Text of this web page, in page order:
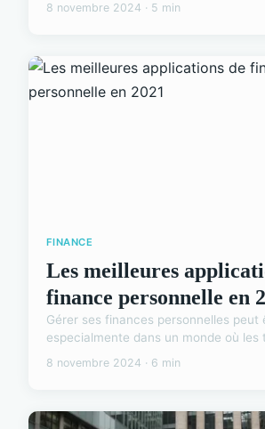
8 novembre 2024 · 5 min
FINANCE
Les meilleures
finance personnelle en
Gérer ses finances personnelles peut
especialmente dans un monde où les
8 novembre 2024 · 6 min